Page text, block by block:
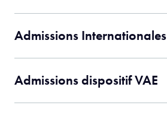
Admissions Internationales
Admissions dispositif VAE